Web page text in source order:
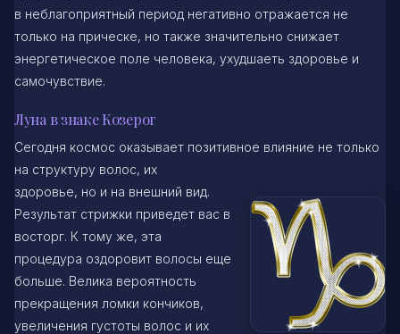
в неблагоприятный период негативно отражается не
только на прическе, но также значительно снижает
энергетическое поле человека, ухудшаеть здоровье и
самочувствие.
Луна в знаке Козерог
Сегодня космос оказывает позитивное влияние не только
на структуру волос, их
здоровье, но и на внешний вид.
Результат стрижки приведет вас в
восторг. К тому же, эта
процедура оздоровит волосы еще
больше. Велика вероятность
прекращения ломки кончиков,
увеличения густоты волос и их